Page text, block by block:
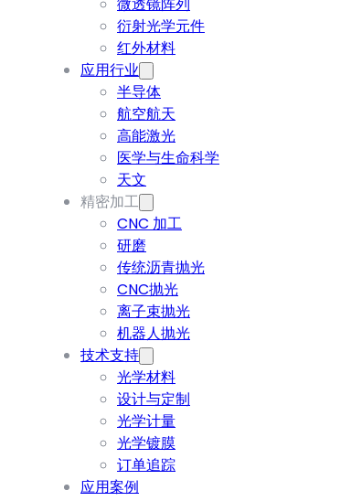
衍射光学元件
红外材料
应用行业
半导体
航空航天
高能激光
医学与生命科学
天文
精密加工
CNC 加工
研磨
传统沥青抛光
CNC抛光
离子束抛光
机器人抛光
技术支持
光学材料
设计与定制
光学计量
光学镀膜
订单追踪
应用案例